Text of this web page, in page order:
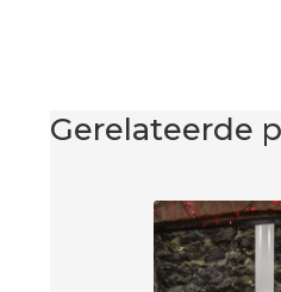
Gerelateerde